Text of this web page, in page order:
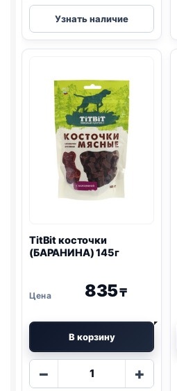
TitBit
косточки
(МИНИ
ГОВЯЖЬИ)
100г
Узнать наличие
TitBit косточки
(БАРАНИНА) 145г
835₸
В корзину
−
Количество
+